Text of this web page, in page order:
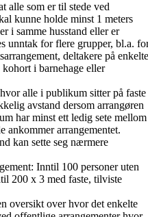
alle som er til stede ved
kunne holde minst 1 meters
i samme husstand eller er
unntak for flere grupper, bl.a.
deltakere på enkelte
i barnehage eller
alle i publikum sitter på faste
avstand dersom arrangøren
har minst ett ledig sete mellom
ankommer arrangementet.
kan sette seg nærmere
Inntil 100 personer uten
200 x 3 med faste, tilviste
oversikt over hvor det enkelte